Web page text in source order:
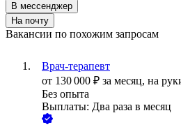
В мессенджер
На почту
Вакансии по похожим запросам
Врач-терапевт
от 130 000 ₽ за месяц, на
Без опыта
Выплаты: Два раза в месяц